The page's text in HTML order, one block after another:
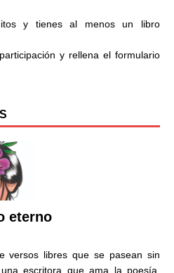
y tienes al menos un libro
y rellena el formulario
eterno
versos libres que se pasean sin
escritora que ama la poesía.